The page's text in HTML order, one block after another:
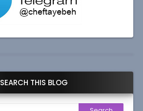
SEARCH THIS BLOG